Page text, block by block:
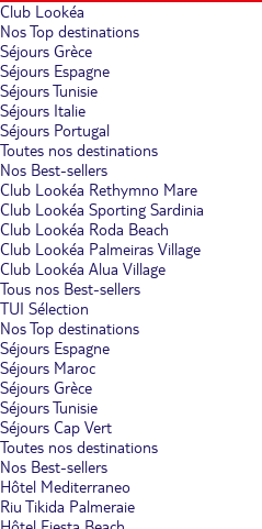
Club Lookéa
Nos Top destinations
Séjours Grèce
Séjours Espagne
Séjours Tunisie
Séjours Italie
Séjours Portugal
Toutes nos destinations
Nos Best-sellers
Club Lookéa Rethymno Mare
Club Lookéa Sporting Sardinia
Club Lookéa Roda Beach
Club Lookéa Palmeiras Village
Club Lookéa Alua Village
Tous nos Best-sellers
TUI Sélection
Nos Top destinations
Séjours Espagne
Séjours Maroc
Séjours Grèce
Séjours Tunisie
Séjours Cap Vert
Toutes nos destinations
Nos Best-sellers
Hôtel Mediterraneo
Riu Tikida Palmeraie